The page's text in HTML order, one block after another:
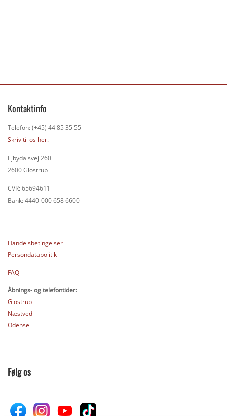
Kontaktinfo
Telefon: (+45) 44 85 35 55
Skriv til os her.
Ejbydalsvej 260
2600 Glostrup
CVR: 65694611
Bank: 4440-000 658 6600
Handelsbetingelser
Persondatapolitik
FAQ
Åbnings- og telefontider:
Glostrup
Næstved
Odense
Følg os